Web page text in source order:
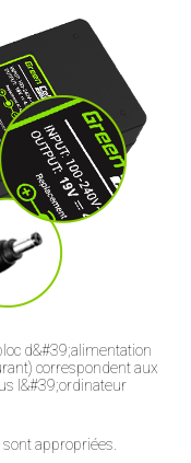
d&#39;alimentation
correspondent aux
l&#39;ordinateur
appropriées.